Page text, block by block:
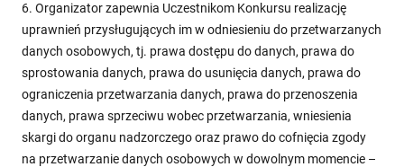
6. Organizator zapewnia Uczestnikom Konkursu realizację
uprawnień przysługujących im w odniesieniu do przetwarzanych
danych osobowych, tj. prawa dostępu do danych, prawa do
sprostowania danych, prawa do usunięcia danych, prawa do
ograniczenia przetwarzania danych, prawa do przenoszenia
danych, prawa sprzeciwu wobec przetwarzania, wniesienia
skargi do organu nadzorczego oraz prawo do cofnięcia zgody
na przetwarzanie danych osobowych w dowolnym momencie –